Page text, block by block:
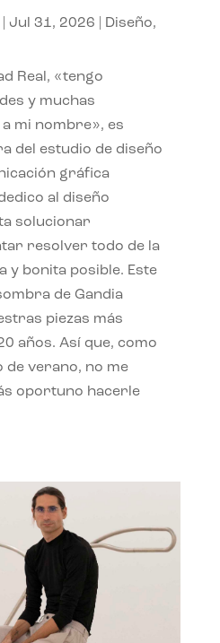
Jul 31, 2026 Diseño,
Real, «tengo
y muchas
mi nombre», es
del estudio de diseño
gráfica
al diseño
solucionar
resolver todo de la
y bonita posible. Este
de Gandia
piezas más
años. Así que, como
de verano, no me
oportuno hacerle